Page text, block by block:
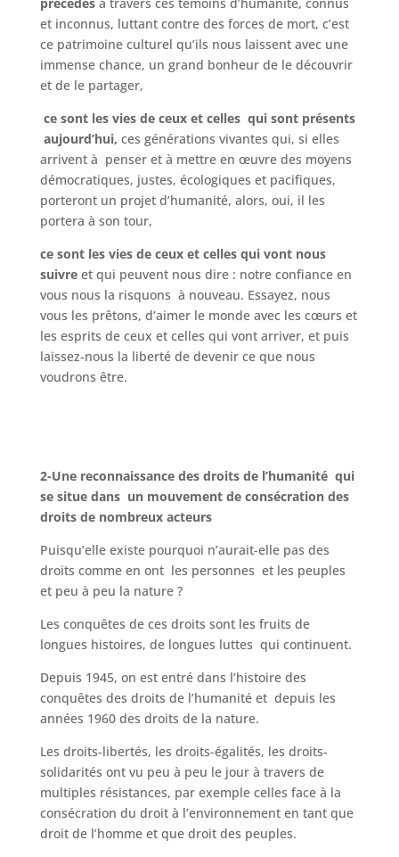
et inconnus, luttant contre des forces de mort, c’est
ce patrimoine culturel qu’ils nous laissent avec une
immense chance, un grand bonheur de le découvrir
et de le partager,
ce sont les vies de ceux et celles qui sont présents
aujourd’hui, ces générations vivantes qui, si elles
arrivent à penser et à mettre en œuvre des moyens
démocratiques, justes, écologiques et pacifiques,
porteront un projet d’humanité, alors, oui, il les
portera à son tour,
ce sont les vies de ceux et celles qui vont nous
suivreet qui peuvent nous dire : notre confiance en
vous nous la risquons à nouveau. Essayez, nous
vous les prêtons, d’aimer le monde avec les cœurs et
les esprits de ceux et celles qui vont arriver, et puis
laissez-nous la liberté de devenir ce que nous
voudrons être.
2-Une reconnaissance des droits de l’humanité qui
se situe dans un mouvement de consécration des
droits de nombreux acteurs
Puisqu’elle existe pourquoi n’aurait-elle pas des
droits comme en ont les personnes et les peuples
et peu à peu la nature ?
Les conquêtes de ces droits sont les fruits de
longues histoires, de longues luttes qui continuent.
Depuis 1945, on est entré dans l’histoire des
conquêtes des droits de l’humanité et depuis les
années 1960 des droits de la nature.
Les droits-libertés, les droits-égalités, les droits-
solidarités ont vu peu à peu le jour à travers de
multiples résistances, par exemple celles face à la
consécration du droit à l’environnement en tant que
droit de l’homme et que droit des peuples.